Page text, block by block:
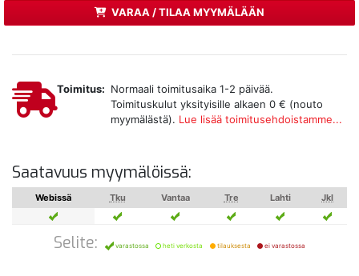
VARAA / TILAA MYYMÄLÄÄN
Toimitus: Normaali toimitusaika 1-2 päivää.
Toimituskulut yksityisille alkaen 0 € (nouto
myymälästä). Lue lisää toimitusehdoistamme...
Saatavuus myymälöissä:
Webissä Tku Vantaa Tre Lahti Jkl
Selite: varastossa heti verkosta tilauksesta ei varastossa